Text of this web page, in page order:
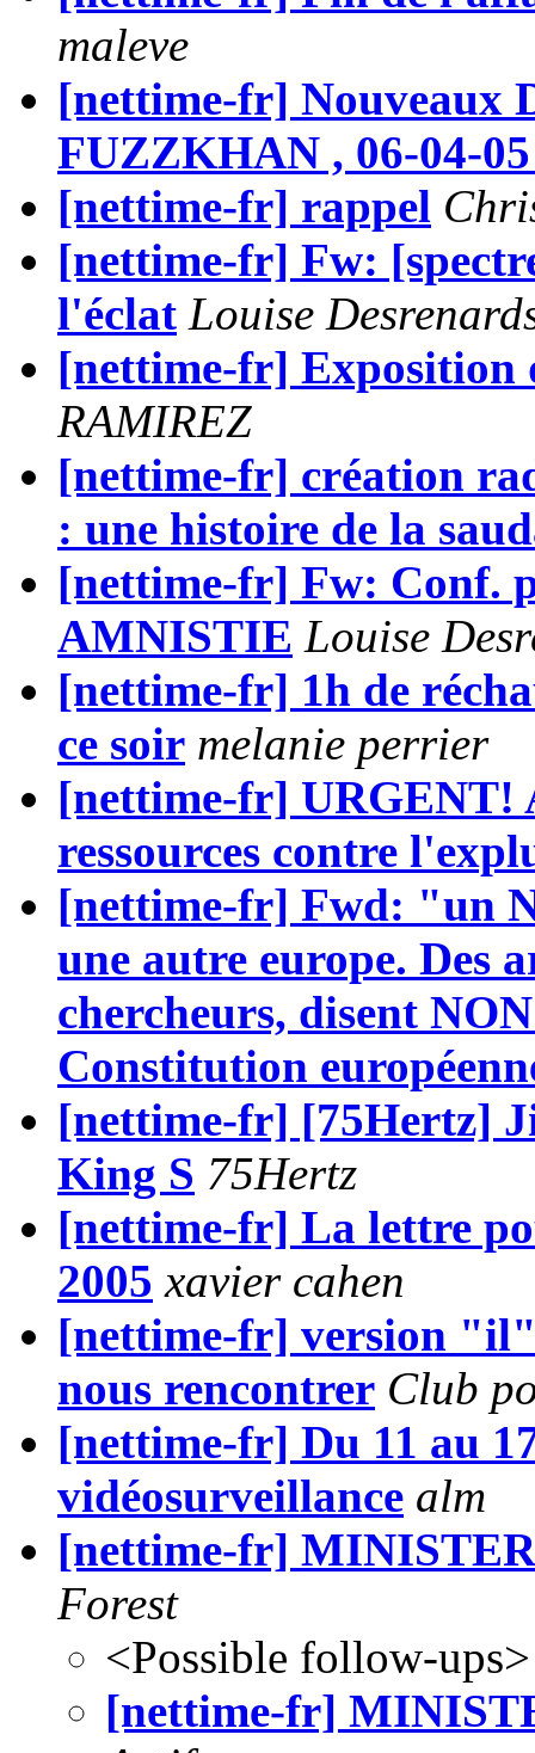
maleve
[nettime-fr] Nouveaux
FUZZKHAN , 06-04-
[nettime-fr] rappel
[nettime-fr] Fw:
l'éclat Louise
[nettime-fr]
RAMIREZ
[nettime-fr] création
: une histoire de la
[nettime-fr] Fw: Conf.
AMNISTIE Louise
[nettime-fr] 1h de
ce soir melanie perrier
[nettime-fr] URGENT!
ressources contre
[nettime-fr] Fwd: "un
une autre europe. Des
chercheurs, disent
Constitution
[nettime-fr] [75Hertz]
King S 75Hertz
[nettime-fr] La lettre
2005 xavier cahen
[nettime-fr] version "il"
nous rencontrer Club
[nettime-fr] Du 11 au
vidéosurveillance alm
[nettime-fr]
Forest
<Possible follow-ups>
[nettime-fr]